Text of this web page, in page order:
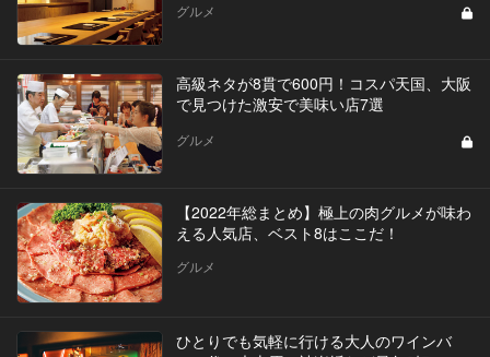
グルメ
高級ネタが8貫で600円！コスパ天国、大阪
で見つけた激安で美味い店7選
グルメ
【2022年総まとめ】極上の肉グルメが味わ
える人気店、ベスト8はここだ！
グルメ
ひとりでも気軽に行ける大人のワインバ